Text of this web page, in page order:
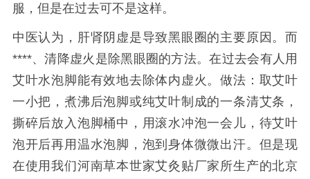
服，但是在过去可不是这样。
中医认为，肝肾阴虚是导致黑眼圈的主要原因。而
****、清降虚火是除黑眼圈的方法。在过去会有人用
艾叶水泡脚能有效地去除体内虚火。做法：取艾叶
一小把，煮沸后泡脚或纯艾叶制成的一条清艾条，
撕碎后放入泡脚桶中，用滚水冲泡一会儿，待艾叶
泡开后再用温水泡脚，泡到身体微微出汗。 但是现
在使用我们河南草本世家艾灸贴厂家所生产的北京